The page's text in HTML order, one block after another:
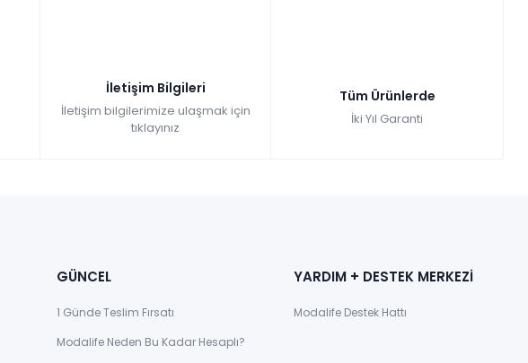
İletişim Bilgileri
İletişim bilgilerimize ulaşmak için
tıklayınız
Tüm Ürünlerde
İki Yıl Garanti
GÜNCEL
1 Günde Teslim Fırsatı
Modalife Neden Bu Kadar Hesaplı?
YARDIM + DESTEK MERKEZİ
Modalife Destek Hattı